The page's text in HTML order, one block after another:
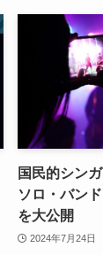
国民的シン
ソロ・バン
を大公開
2024年7月24日